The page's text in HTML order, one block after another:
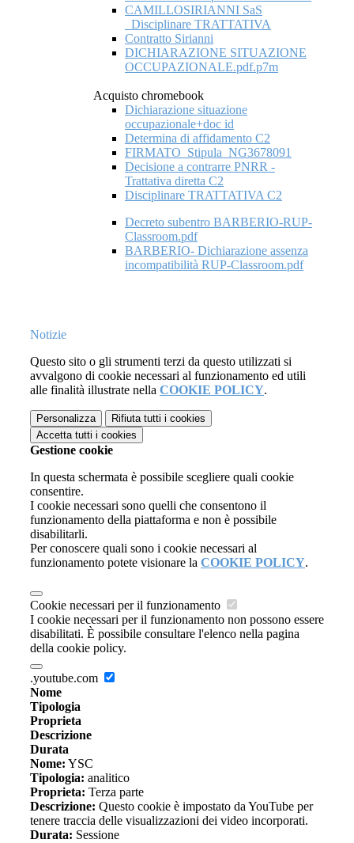
CAMILLOSIRIANNI SaS
_Disciplinare TRATTATIVA
Contratto Sirianni
DICHIARAZIONE SITUAZIONE
OCCUPAZIONALE.pdf.p7m
Acquisto chromebook
Dichiarazione situazione
occupazionale+doc id
Determina di affidamento C2
FIRMATO_Stipula_NG3678091
Decisione a contrarre PNRR -
Trattativa diretta C2
Disciplinare TRATTATIVA C2
Decreto subentro BARBERIO-RUP-
Classroom.pdf
BARBERIO- Dichiarazione assenza
incompatibilità RUP-Classroom.pdf
Notizie
Questo sito o gli strumenti terzi da questo utilizzati si
avvalgono di cookie necessari al funzionamento ed utili
alle finalità illustrate nella COOKIE POLICY.
Personalizza Rifiuta tutti i cookies
Accetta tutti i cookies
Gestione cookie
In questa schermata è possibile scegliere quali cookie
consentire.
I cookie necessari sono quelli che consentono il
funzionamento della piattaforma e non è possibile
disabilitarli.
Per conoscere quali sono i cookie necessari al
funzionamento potete visionare la COOKIE POLICY.
Cookie necessari per il funzionamento
I cookie necessari per il funzionamento non possono essere
disabilitati. È possibile consultare l'elenco nella pagina
della cookie policy.
.youtube.com
Nome
Tipologia
Proprieta
Descrizione
Durata
Nome: YSC
Tipologia: analitico
Proprieta: Terza parte
Descrizione: Questo cookie è impostato da YouTube per
tenere traccia delle visualizzazioni dei video incorporati.
Durata: Sessione